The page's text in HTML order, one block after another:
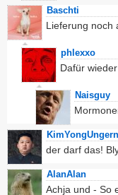
Baschti
Lieferung noch
phlexxo
Dafür
Naisguy
KimYongUngern
der darf das!
AlanAlan
Achja und - So